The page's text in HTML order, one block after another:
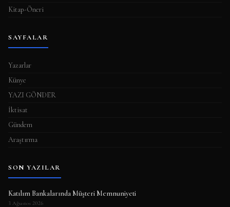
Kitap-Öneri
SAYFALAR
Yazarlar
Künye
YAZI GÖNDER
İktisat
Gündem
Araştırma
SON YAZILAR
Katılım Bankalarında Müşteri Memnuniyeti
3 Ağustos 2026